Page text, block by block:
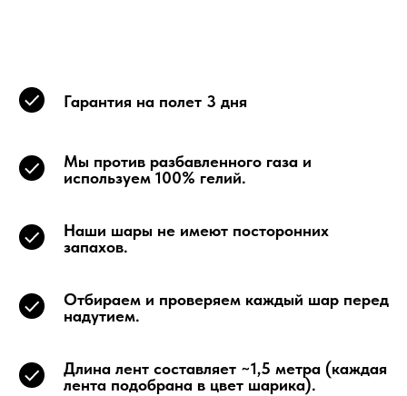
Гарантия на полет 3 дня
Мы против разбавленного газа и
используем 100% гелий.
Наши шары не имеют посторонних
запахов.
Отбираем и проверяем каждый шар перед
надутием.
Длина лент составляет ~1,5 метра (каждая
лента подобрана в цвет шарика).